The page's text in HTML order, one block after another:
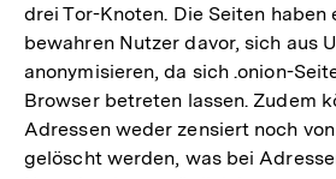
drei Tor-Knoten. Die Seiten haben
bewahren Nutzer davor, sich aus
anonymisieren, da sich .onion-
Browser betreten lassen. Zudem
Adressen weder zensiert noch
gelöscht werden, was bei